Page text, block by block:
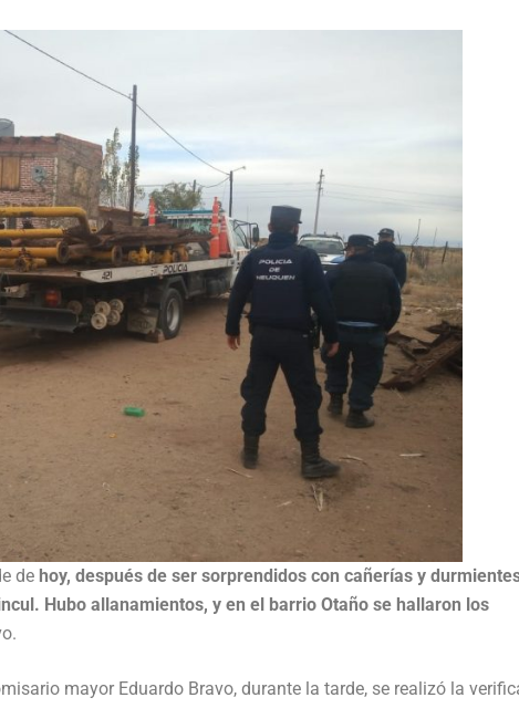
de hoy, después de ser sorprendidos con cañerías y
Hubo allanamientos, y en el barrio Otaño se hallaron los
mayor Eduardo Bravo, durante la tarde, se realizó la